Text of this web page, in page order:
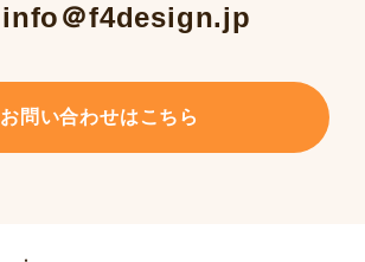
info＠f4design.jp
お問い合わせはこちら